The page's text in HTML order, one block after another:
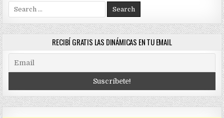
Search
for:
RECIBÍ GRATIS LAS DINÁMICAS EN TU EMAIL